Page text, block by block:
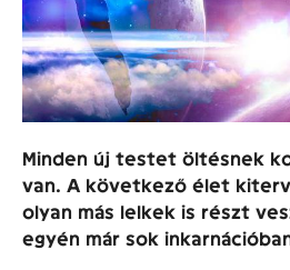
Minden új testet öltésnek
van. A következő élet
olyan más lelkek is részt
egyén már sok